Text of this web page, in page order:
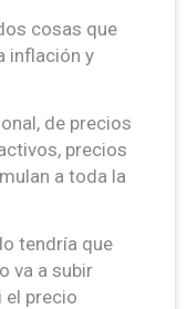
cosas que
inflación y
de precios
precios
a toda la
tendría que
va a subir
el precio